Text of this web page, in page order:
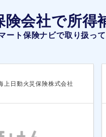
険会社で所得
ート保険ナビで取り扱っ
上日動火災保険株式会社